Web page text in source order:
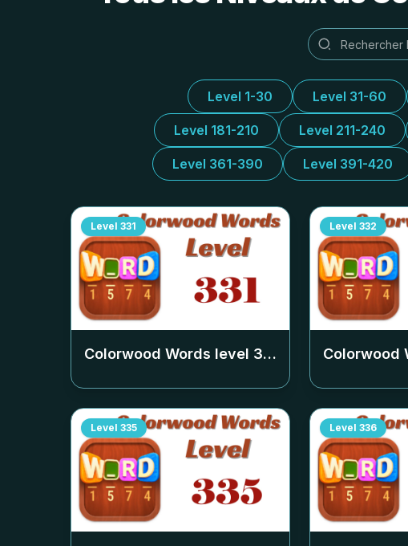
Level 1-30 Level 31-60
Level 181-210 Level 211-240
Level 361-390 Level 391-420
Level 331
Colorwood Words level 331
Level 332
Colorwood
Level 335 Level 336